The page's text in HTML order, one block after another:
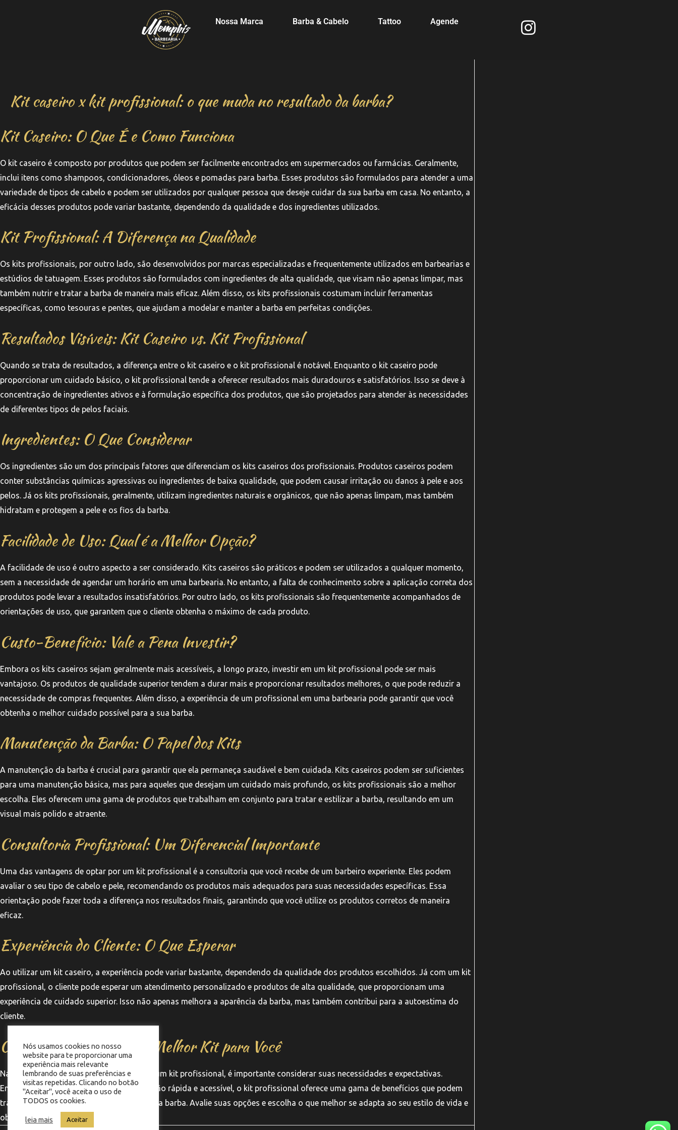
Nossa Marca Barba & Cabelo Tattoo Agende
Kit caseiro x kit profissional: o que muda no resultado da barba?
Kit Caseiro: O Que É e Como Funciona
O kit caseiro é composto por produtos que podem ser facilmente encontrados em supermercados ou farmácias. Geralmente,
inclui itens como shampoos, condicionadores, óleos e pomadas para barba. Esses produtos são formulados para atender a uma
variedade de tipos de cabelo e podem ser utilizados por qualquer pessoa que deseje cuidar da sua barba em casa. No entanto, a
eficácia desses produtos pode variar bastante, dependendo da qualidade e dos ingredientes utilizados.
Kit Profissional: A Diferença na Qualidade
Os kits profissionais, por outro lado, são desenvolvidos por marcas especializadas e frequentemente utilizados em barbearias e
estúdios de tatuagem. Esses produtos são formulados com ingredientes de alta qualidade, que visam não apenas limpar, mas
também nutrir e tratar a barba de maneira mais eficaz. Além disso, os kits profissionais costumam incluir ferramentas
específicas, como tesouras e pentes, que ajudam a modelar e manter a barba em perfeitas condições.
Resultados Visíveis: Kit Caseiro vs. Kit Profissional
Quando se trata de resultados, a diferença entre o kit caseiro e o kit profissional é notável. Enquanto o kit caseiro pode
proporcionar um cuidado básico, o kit profissional tende a oferecer resultados mais duradouros e satisfatórios. Isso se deve à
concentração de ingredientes ativos e à formulação específica dos produtos, que são projetados para atender às necessidades
de diferentes tipos de pelos faciais.
Ingredientes: O Que Considerar
Os ingredientes são um dos principais fatores que diferenciam os kits caseiros dos profissionais. Produtos caseiros podem
conter substâncias químicas agressivas ou ingredientes de baixa qualidade, que podem causar irritação ou danos à pele e aos
pelos. Já os kits profissionais, geralmente, utilizam ingredientes naturais e orgânicos, que não apenas limpam, mas também
hidratam e protegem a pele e os fios da barba.
Facilidade de Uso: Qual é a Melhor Opção?
A facilidade de uso é outro aspecto a ser considerado. Kits caseiros são práticos e podem ser utilizados a qualquer momento,
sem a necessidade de agendar um horário em uma barbearia. No entanto, a falta de conhecimento sobre a aplicação correta dos
produtos pode levar a resultados insatisfatórios. Por outro lado, os kits profissionais são frequentemente acompanhados de
orientações de uso, que garantem que o cliente obtenha o máximo de cada produto.
Custo-Benefício: Vale a Pena Investir?
Embora os kits caseiros sejam geralmente mais acessíveis, a longo prazo, investir em um kit profissional pode ser mais
vantajoso. Os produtos de qualidade superior tendem a durar mais e proporcionar resultados melhores, o que pode reduzir a
necessidade de compras frequentes. Além disso, a experiência de um profissional em uma barbearia pode garantir que você
obtenha o melhor cuidado possível para a sua barba.
Manutenção da Barba: O Papel dos Kits
A manutenção da barba é crucial para garantir que ela permaneça saudável e bem cuidada. Kits caseiros podem ser suficientes
para uma manutenção básica, mas para aqueles que desejam um cuidado mais profundo, os kits profissionais são a melhor
escolha. Eles oferecem uma gama de produtos que trabalham em conjunto para tratar e estilizar a barba, resultando em um
visual mais polido e atraente.
Consultoria Profissional: Um Diferencial Importante
Uma das vantagens de optar por um kit profissional é a consultoria que você recebe de um barbeiro experiente. Eles podem
avaliar o seu tipo de cabelo e pele, recomendando os produtos mais adequados para suas necessidades específicas. Essa
orientação pode fazer toda a diferença nos resultados finais, garantindo que você utilize os produtos corretos de maneira
eficaz.
Experiência do Cliente: O Que Esperar
Ao utilizar um kit caseiro, a experiência pode variar bastante, dependendo da qualidade dos produtos escolhidos. Já com um kit
profissional, o cliente pode esperar um atendimento personalizado e produtos de alta qualidade, que proporcionam uma
experiência de cuidado superior. Isso não apenas melhora a aparência da barba, mas também contribui para a autoestima do
cliente.
Conclusão: Escolhendo o Melhor Kit para Você
Na hora de escolher entre um kit caseiro e um kit profissional, é importante considerar suas necessidades e expectativas.
Enquanto o kit caseiro pode ser uma solução rápida e acessível, o kit profissional oferece uma gama de benefícios que podem
transformar a sua rotina de cuidados com a barba. Avalie suas opções e escolha o que melhor se adapta ao seu estilo de vida e
objetivos de grooming.
Nós usamos cookies no nosso
website para te proporcionar uma
experiência mais relevante
lembrando de suas preferências e
visitas repetidas. Clicando no botão
"Aceitar", você aceita o uso de
TODOS os cookies.
leia mais Aceitar